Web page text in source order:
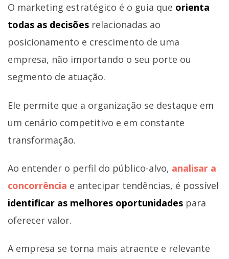
O marketing estratégico é o guia que orienta
todas as decisões relacionadas ao
posicionamento e crescimento de uma
empresa, não importando o seu porte ou
segmento de atuação.
Ele permite que a organização se destaque em
um cenário competitivo e em constante
transformação.
Ao entender o perfil do público-alvo, analisar a
concorrência e antecipar tendências, é possível
identificar as melhores oportunidades para
oferecer valor.
A empresa se torna mais atraente e relevante